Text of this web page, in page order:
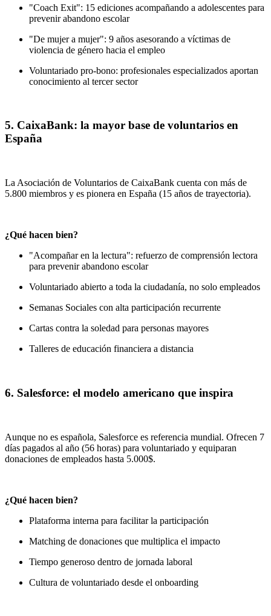
"Coach Exit": 15 ediciones acompañando a adolescentes para
prevenir abandono escolar
"De mujer a mujer": 9 años asesorando a víctimas de
violencia de género hacia el empleo
Voluntariado pro-bono: profesionales especializados aportan
conocimiento al tercer sector
5. CaixaBank: la mayor base de voluntarios en
España
La Asociación de Voluntarios de CaixaBank cuenta con más de
5.800 miembros y es pionera en España (15 años de trayectoria).
¿Qué hacen bien?
"Acompañar en la lectura": refuerzo de comprensión lectora
para prevenir abandono escolar
Voluntariado abierto a toda la ciudadanía, no solo empleados
Semanas Sociales con alta participación recurrente
Cartas contra la soledad para personas mayores
Talleres de educación financiera a distancia
6. Salesforce: el modelo americano que inspira
Aunque no es española, Salesforce es referencia mundial. Ofrecen 7
días pagados al año (56 horas) para voluntariado y equiparan
donaciones de empleados hasta 5.000$.
¿Qué hacen bien?
Plataforma interna para facilitar la participación
Matching de donaciones que multiplica el impacto
Tiempo generoso dentro de jornada laboral
Cultura de voluntariado desde el onboarding